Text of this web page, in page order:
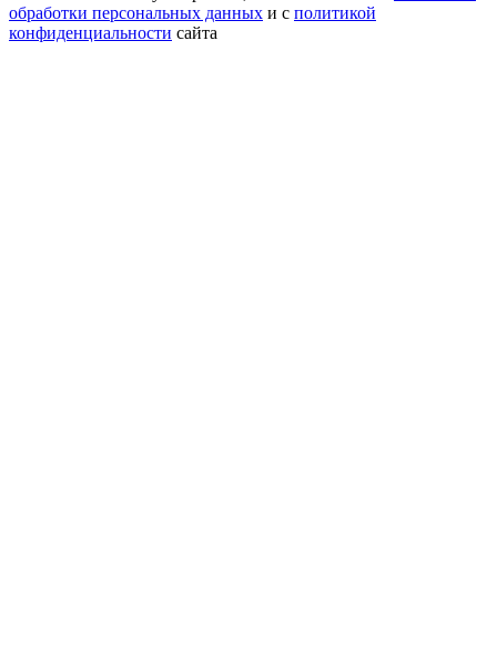
обработки персональных данных и с политикой
конфиденциальности сайта